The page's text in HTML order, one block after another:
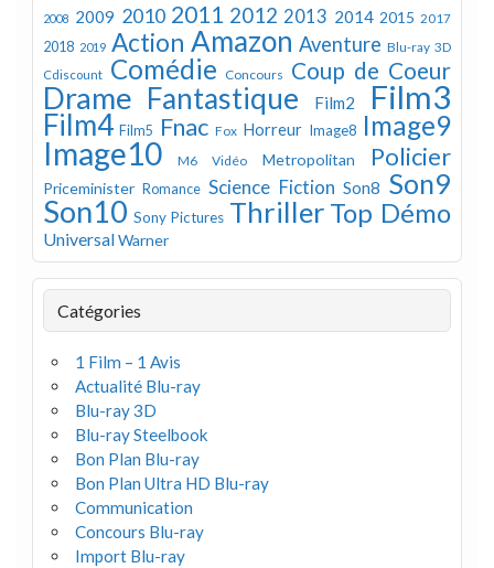
2008 2009 2010 2011 2012 2013 2014 2015 2017
2018 2019 Action Amazon Aventure Blu-ray 3D
Cdiscount Comédie Concours Coup de Coeur
Drame Fantastique Film2 Film3
Film4 Film5 Fnac Fox Horreur Image8 Image9
Image10 M6 Vidéo Metropolitan Policier
Priceminister Romance Science Fiction Son8 Son9
Son10 Sony Pictures Thriller Top Démo
UniversalWarner
Catégories
1 Film – 1 Avis
Actualité Blu-ray
Blu-ray 3D
Blu-ray Steelbook
Bon Plan Blu-ray
Bon Plan Ultra HD Blu-ray
Communication
Concours Blu-ray
Import Blu-ray